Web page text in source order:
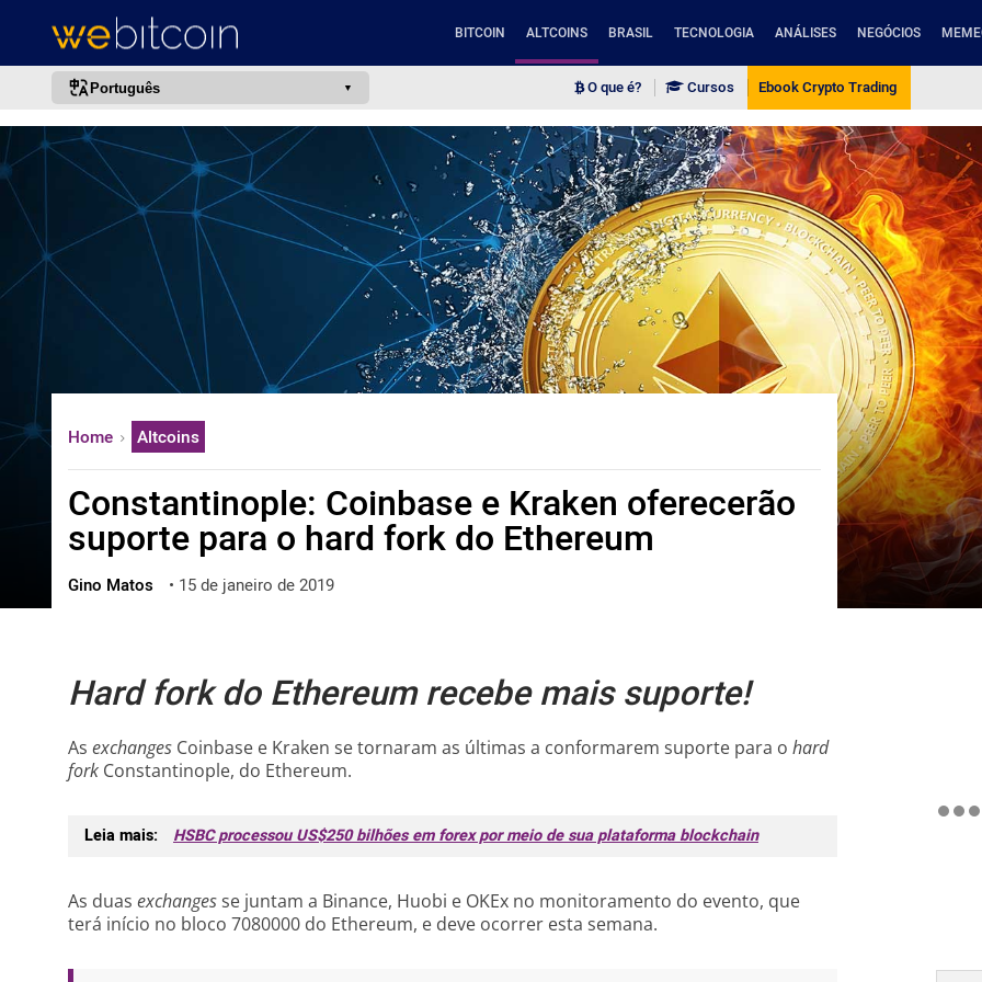
BITCOIN ALTCOINS BRASIL TECNOLOGIA ANÁLISES NEGÓCIOS
Português
português (BR)
english
español
français
日本語
한국어
العربية
ไทย
ქართული
O que é? Cursos Ebook Crypto Trading
Home Altcoins
Constantinople: Coinbase e Kraken oferecerão
suporte para o hard fork do Ethereum
Gino Matos • 15 de janeiro de 2019
Hard fork do Ethereum recebe mais suporte!
As exchanges Coinbase e Kraken se tornaram as últimas a conformarem suporte para o hard
fork Constantinople, do Ethereum.
Leia mais: HSBC processou US$250 bilhões em forex por meio de sua plataforma blockchain
As duas exchangesse juntam a Binance, Huobi e OKEx no monitoramento do evento, que
terá início no bloco 7080000 do Ethereum, e deve ocorrer esta semana.